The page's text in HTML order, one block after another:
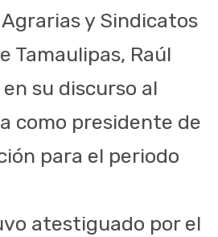
y Sindicatos
Tamaulipas, Raúl
su discurso al
como presidente de
para el periodo
atestiguado por el